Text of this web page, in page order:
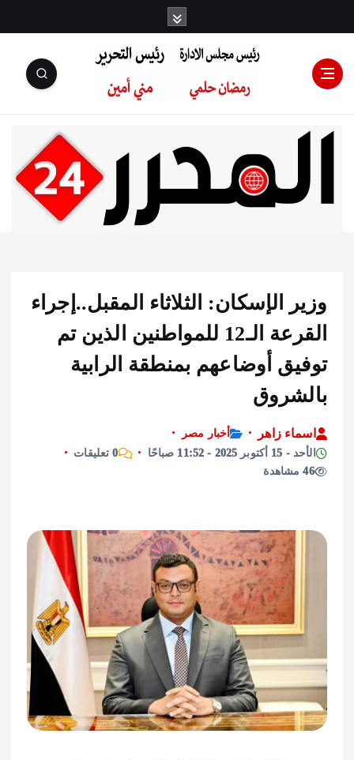
رئيس مجلس
الإدارة: رمضان
التحرير:مني أمين
الإسكان: الثلاثاء المقبل..إجراء
القرعة الـ12 للمواطنين الذين تم
أوضاعهم بمنطقة الرابية
زاهر
أخبار مصر
0 تعليقات